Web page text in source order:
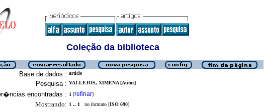
Coleção da biblioteca
Base de dados : article
Pesquisa : VALLEJOS, XIMENA [Autor]
encontradas : 1 [refinar]
Mostrando: 1 .. 1 no formato [ISO 690]